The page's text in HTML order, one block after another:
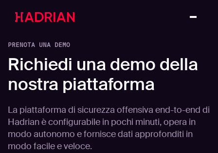
PRENOTA UNA DEMO
Richiedi una demo della
nostra piattaforma
La piattaforma di sicurezza offensiva end-to-end di
Hadrian è configurabile in pochi minuti, opera in
modo autonomo e fornisce dati approfonditi in
modo facile e veloce.